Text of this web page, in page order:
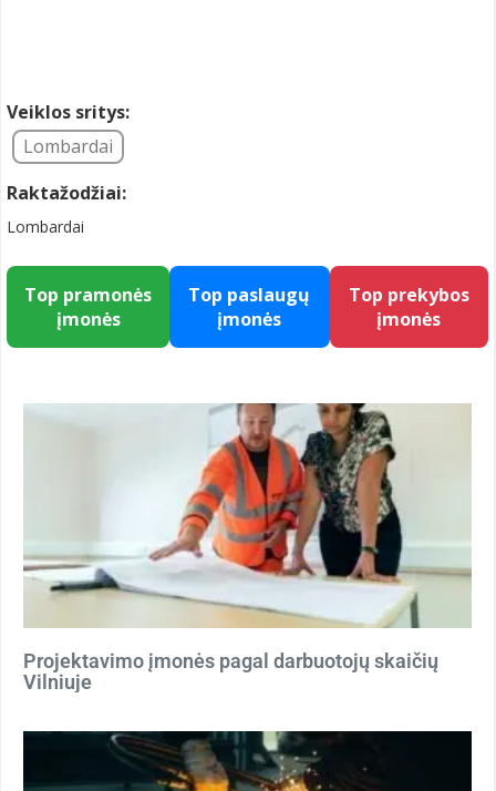
Veiklos sritys:
Lombardai
Raktažodžiai:
Lombardai
Top pramonės
įmonės
Top paslaugų
įmonės
Top prekybos
įmonės
Projektavimo įmonės pagal darbuotojų skaičių
Vilniuje